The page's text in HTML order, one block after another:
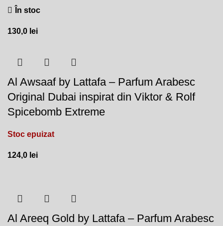
În stoc
130,0 lei
Al Awsaaf by Lattafa – Parfum Arabesc
Original Dubai inspirat din Viktor & Rolf
Spicebomb Extreme
Stoc epuizat
124,0 lei
Al Areeq Gold by Lattafa – Parfum Arabesc